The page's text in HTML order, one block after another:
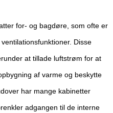
for- og bagdøre, som ofte er
Disse
at tillade luftstrøm for at
af varme og beskytte
har mange kabinetter
adgangen til de interne